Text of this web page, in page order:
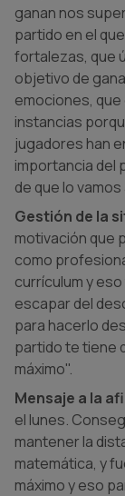
ganan nos
partido en el
fortalezas, que
objetivo de
emociones,
instancias
jugadores han
importancia del
de que lo
Gestión de la
motivación que
como
currículum y
escapar del
para hacerlo
partido te tiene
máximo".
Mensaje a la
el lunes.
mantener la
matemática, y
máximo y eso